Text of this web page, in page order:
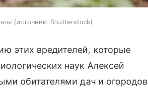
источник: Shutterstock
этих вредителей, которые
наук Алексей
обитателями дач и огородов